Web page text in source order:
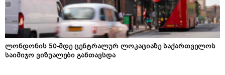
ლონდონის 50-მდე ცენტრალურ ლოკაციაზე საქართველოს
საიმიჯო ვიზუალები განთავსდა